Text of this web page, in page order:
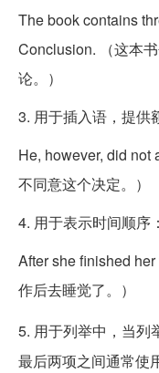
The book contains
Conclusion. （这本
论。）
3. 用于插入语，提供
He, however, did not
不同意这个决定。）
4. 用于表示时间顺序：
After she finished
作后去睡觉了。）
5. 用于列举中，当列
最后两项之间通常使